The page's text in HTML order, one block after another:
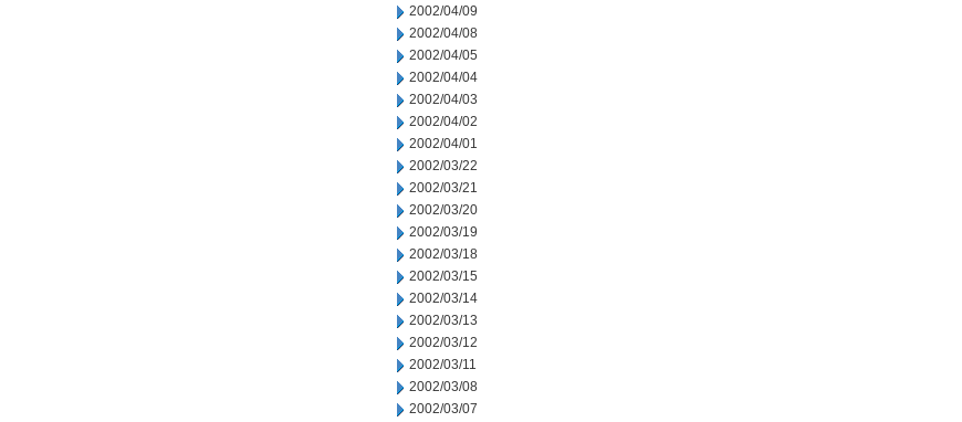
2002/04/09
2002/04/08
2002/04/05
2002/04/04
2002/04/03
2002/04/02
2002/04/01
2002/03/22
2002/03/21
2002/03/20
2002/03/19
2002/03/18
2002/03/15
2002/03/14
2002/03/13
2002/03/12
2002/03/11
2002/03/08
2002/03/07